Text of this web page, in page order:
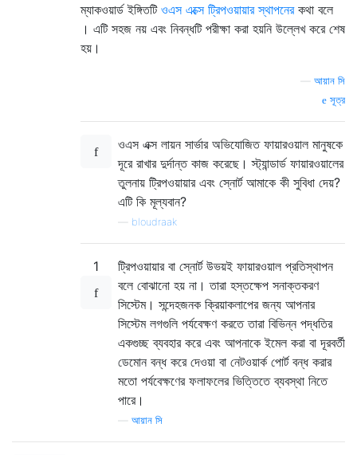
ম্যাকওয়ার্ড ইঙ্গিতটি ওএস এক্সে ট্রিপওয়ায়ার স্থাপনেরকথা বলে
। এটি সহজ নয় এবং নিবন্ধটি পরীক্ষা করা হয়নি উল্লেখ করে শেষ
হয়।
আয়ান সি
সূত্র
ওএস এক্স লায়ন সার্ভার অভিযোজিত ফায়ারওয়াল মানুষকে
দূরে রাখার দুর্দান্ত কাজ করেছে। স্ট্যান্ডার্ড ফায়ারওয়ালের
তুলনায় ট্রিপওয়ায়ার এবং স্নোর্ট আমাকে কী সুবিধা দেয়?
এটি কি মূল্যবান?
bloudraak
1
ট্রিপওয়ায়ার বা স্নোর্ট উভয়ই ফায়ারওয়াল প্রতিস্থাপন
বলে বোঝানো হয় না। তারা হস্তক্ষেপ সনাক্তকরণ
সিস্টেম। সন্দেহজনক ক্রিয়াকলাপের জন্য আপনার
সিস্টেম লগগুলি পর্যবেক্ষণ করতে তারা বিভিন্ন পদ্ধতির
একগুচ্ছ ব্যবহার করে এবং আপনাকে ইমেল করা বা দূরবর্তী
ডেমোন বন্ধ করে দেওয়া বা নেটওয়ার্ক পোর্ট বন্ধ করার
মতো পর্যবেক্ষণের ফলাফলের ভিত্তিতে ব্যবস্থা নিতে
পারে।
আয়ান সি